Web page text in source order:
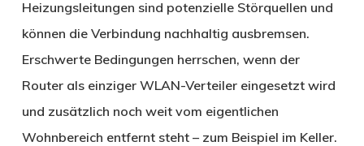
Heizungsleitungen sind potenzielle Störquellen und
können die Verbindung nachhaltig ausbremsen.
Erschwerte Bedingungen herrschen, wenn der
Router als einziger WLAN-Verteiler eingesetzt wird
und zusätzlich noch weit vom eigentlichen
Wohnbereich entfernt steht – zum Beispiel im Keller.